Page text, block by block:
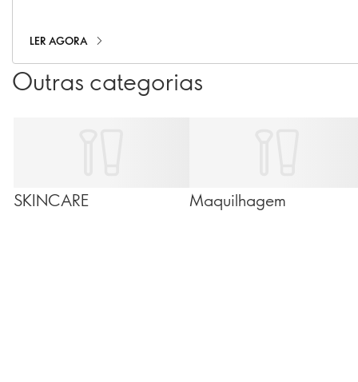
LER AGORA
Outras categorias
SKINCARE Maquilhagem